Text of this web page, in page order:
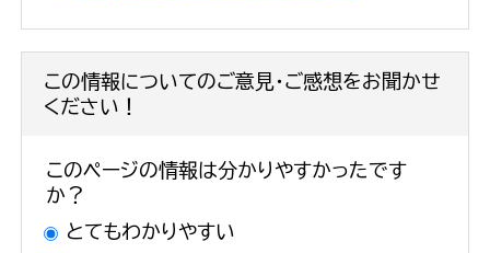
この情報についてのご意見・ご感想をお聞かせ
ください！
このページの情報は分かりやすかったです
か？
とてもわかりやすい